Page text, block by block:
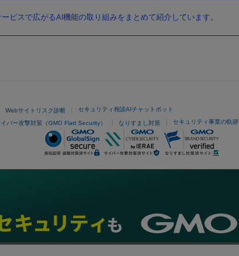
ビスで広がるAI機能の取り組みをまとめて紹介しています。
Webサイトリスク診断 セキュリティ相談AIチャットボット
バー攻撃対策（GMO Flatt Security） なりすまし対策 セキュリティ事業の軌跡